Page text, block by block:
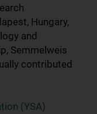
Hungary,
and
Semmelweis
contributed
(YSA)